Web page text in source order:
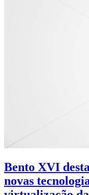
Bento XVI
novas